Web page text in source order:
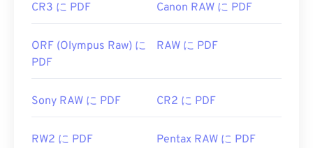
CR3 に PDF Canon RAW に PDF
ORF (Olympus Raw) に
PDF
RAW に PDF
Sony RAW に PDF CR2 に PDF
RW2 に PDF Pentax RAW に PDF